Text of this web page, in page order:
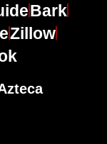
Bark
Zillow